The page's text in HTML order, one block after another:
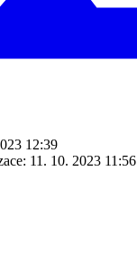
12:39
11. 10. 2023 11:56